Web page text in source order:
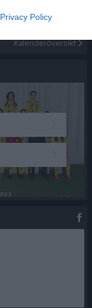
Privacy Policy
Kalenderöversikt